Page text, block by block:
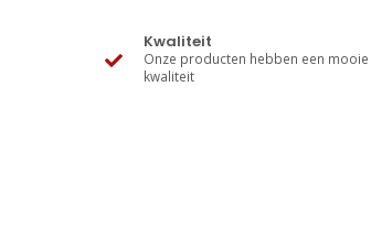
Kwaliteit
Onze producten hebben een mooie
kwaliteit